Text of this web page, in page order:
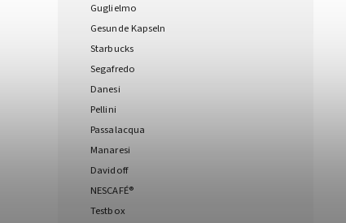
Guglielmo
Gesunde Kapseln
Starbucks
Segafredo
Danesi
Pellini
Passalacqua
Manaresi
Davidoff
NESCAFÉ®
Testbox